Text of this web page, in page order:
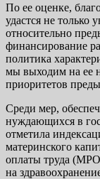
По ее оценке,
удастся не только
относительно
финансирование
политика
мы выходим на ее
приоритетов
Среди мер,
нуждающихся в
отметила
материнского
оплаты труда
на